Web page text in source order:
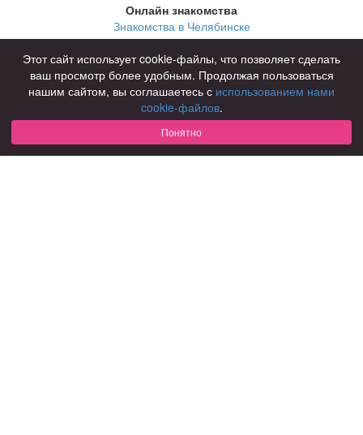
Онлайн знакомства
Знакомства в Челябинске
Знакомства в Омске
Знакомства в Нижнем Новгороде
Для чего
для брака и создания семьи
для любви и с/о
для дружбы
Этот сайт использует cookie-файлы, что позволяет сделать
ваш просмотр более удобным. Продолжая пользоваться
нашим сайтом, вы соглашаетесь с использованием нами
cookie-файлов.
Понятно